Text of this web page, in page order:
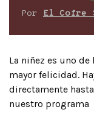
Por El Cofre
La niñez es uno
mayor felicidad.
directamente
nuestro programa